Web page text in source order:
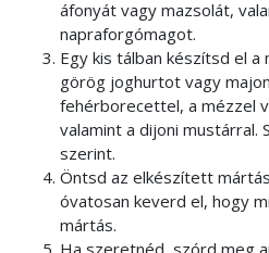
áfonyát vagy mazsolát,
napraforgómagot.
Egy kis tálban készítsd el
görög joghurtot vagy
fehérborecettel, a mézzel
valamint a dijoni mustárral.
szerint.
Öntsd az elkészített
óvatosan keverd el, hogy
mártás.